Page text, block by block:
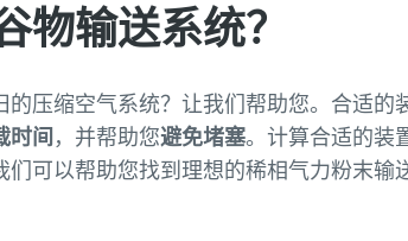
物输送系统？
压缩空气系统？让我们帮助您。合适的
时间 ，并帮助您避免堵塞。计算合适的装
可以帮助您找到理想的稀相气力粉末输